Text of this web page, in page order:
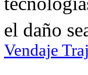
el daño
Vendaje